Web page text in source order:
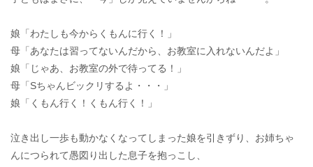
娘「わたしも今からくもんに行く！」
母「あなたは習ってないんだから、お教室に入れないんだよ」
娘「じゃあ、お教室の外で待ってる！」
母「Sちゃんビックリするよ・・・」
娘「くもん行く！くもん行く！」
泣き出し一歩も動かなくなってしまった娘を引きずり、お姉ちゃ
んにつられて愚図り出した息子を抱っこし、